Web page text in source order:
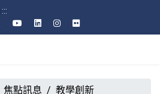
:::
焦點訊息 教學創新